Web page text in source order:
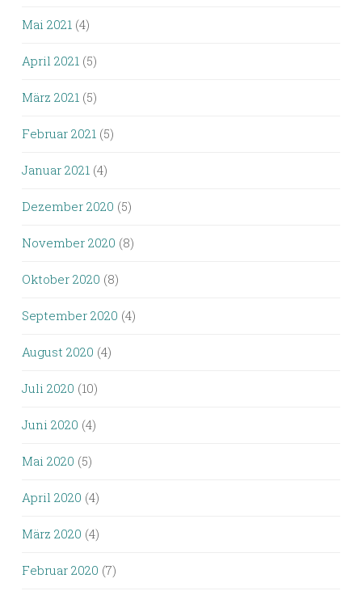
Mai 2021 (4)
April 2021 (5)
März 2021 (5)
Februar 2021 (5)
Januar 2021 (4)
Dezember 2020 (5)
November 2020 (8)
Oktober 2020 (8)
September 2020 (4)
August 2020 (4)
Juli 2020 (10)
Juni 2020 (4)
Mai 2020 (5)
April 2020 (4)
März 2020 (4)
Februar 2020 (7)